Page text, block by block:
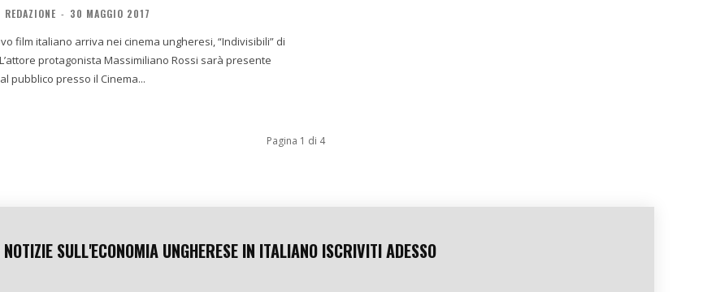
REDAZIONE - 30 MAGGIO 2017
film italiano arriva nei cinema ungheresi, “Indivisibili” di
pubblico presso il Cinema...
Pagina 1 di 4
SULL'ECONOMIA UNGHERESE IN ITALIANO ISCRIVITI ADESSO